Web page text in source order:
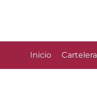
Inicio Cartelera